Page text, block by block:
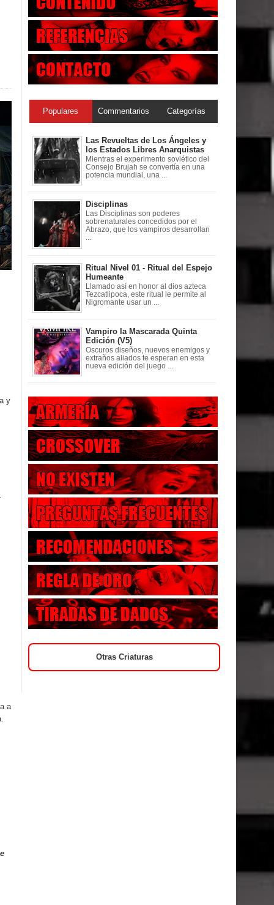
y
a
Populares Commentarios Categorías
Las Revueltas de Los Ángeles y
los Estados Libres Anarquistas
Mientras el experimento soviético del
Consejo Brujah se convertía en una
potencia mundial, una ...
Disciplinas
Las Disciplinas son poderes
sobrenaturales concedidos por el
Abrazo, que los vampiros desarrollan
Ritual Nivel 01 - Ritual del Espejo
Humeante
Llamado así en honor al dios azteca
Tezcatlipoca, este ritual le permite al
Nigromante usar un ...
Vampiro la Mascarada Quinta
Edición (V5)
Oscuros diseños, nuevos enemigos y
extraños aliados te esperan en esta
nueva edición del juego ...
Otras Criaturas